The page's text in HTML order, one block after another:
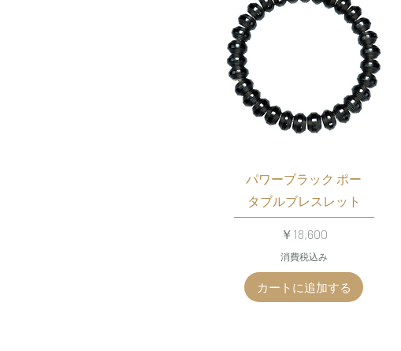
パワーブラック ポー
タブルブレスレット
価格
￥18,600
消費税込み
カートに追加する